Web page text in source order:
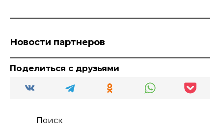
Новости партнеров
Поделиться с друзьями
Поиск